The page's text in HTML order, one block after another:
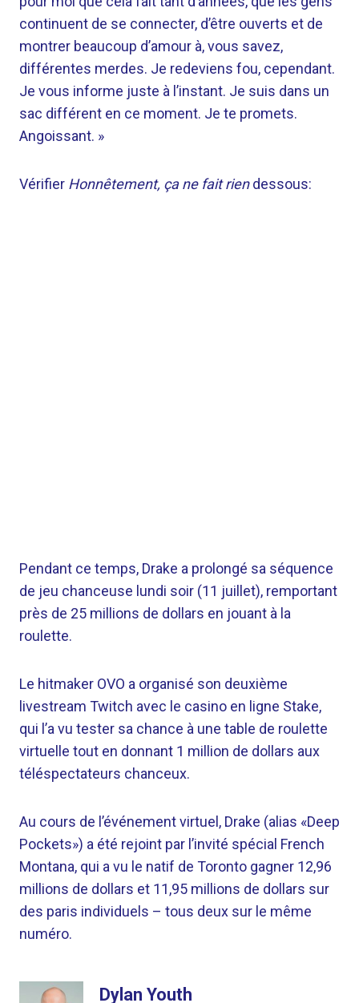
continuent de se connecter, d’être ouverts et de
montrer beaucoup d’amour à, vous savez,
différentes merdes. Je redeviens fou, cependant.
Je vous informe juste à l’instant. Je suis dans un
sac différent en ce moment. Je te promets.
Angoissant. »
Vérifier Honnêtement, ça ne fait riendessous:
Pendant ce temps, Drake a prolongé sa séquence
de jeu chanceuse lundi soir (11 juillet), remportant
près de 25 millions de dollars en jouant à la
roulette.
Le hitmaker OVO a organisé son deuxième
livestream Twitch avec le casino en ligne Stake,
qui l’a vu tester sa chance à une table de roulette
virtuelle tout en donnant 1 million de dollars aux
téléspectateurs chanceux.
Au cours de l’événement virtuel, Drake (alias «Deep
Pockets») a été rejoint par l’invité spécial French
Montana, qui a vu le natif de Toronto gagner 12,96
millions de dollars et 11,95 millions de dollars sur
des paris individuels – tous deux sur le même
numéro.
Dylan Youth